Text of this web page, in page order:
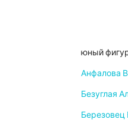
юный
Анфалова
Безуглая
Березовец